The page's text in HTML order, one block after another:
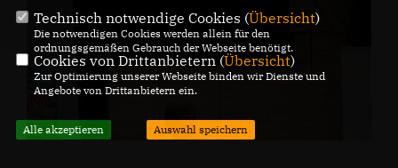
Technisch notwendige Cookies (Übersicht)
Die notwendigen Cookies werden allein für den
ordnungsgemäßen Gebrauch der Webseite benötigt.
Cookies von Drittanbietern (Übersicht)
Zur Optimierung unserer Webseite binden wir Dienste und
Angebote von Drittanbietern ein.
Alle akzeptieren Auswahl speichern